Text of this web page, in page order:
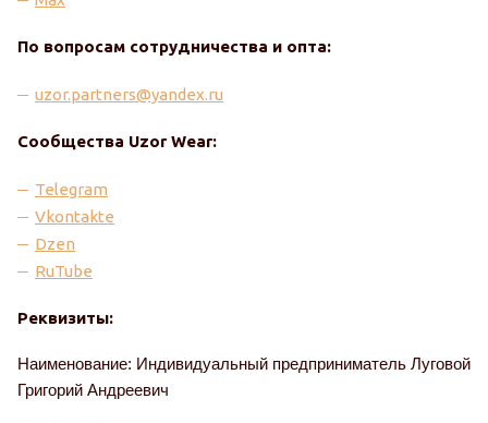
По вопросам сотрудничества и опта:
uzor.partners@yandex.ru
Сообщества Uzor Wear:
Telegram
Vkontakte
Dzen
RuTube
Реквизиты:
Наименование: Индивидуальный предприниматель Луговой
Григорий Андреевич